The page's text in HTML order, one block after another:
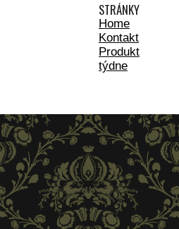
STRÁNKY
Home
Kontakt
Produkt
týdne